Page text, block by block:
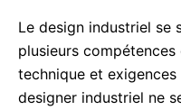
Le design industriel se
plusieurs
technique et
designer industriel ne